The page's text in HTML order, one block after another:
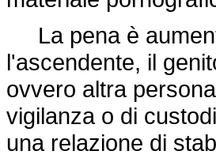
La pena è
l'ascendente, il
ovvero altra
vigilanza o di
una relazione di